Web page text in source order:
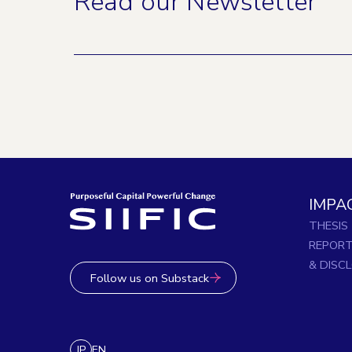
Follow us on Substack
THESIS
&